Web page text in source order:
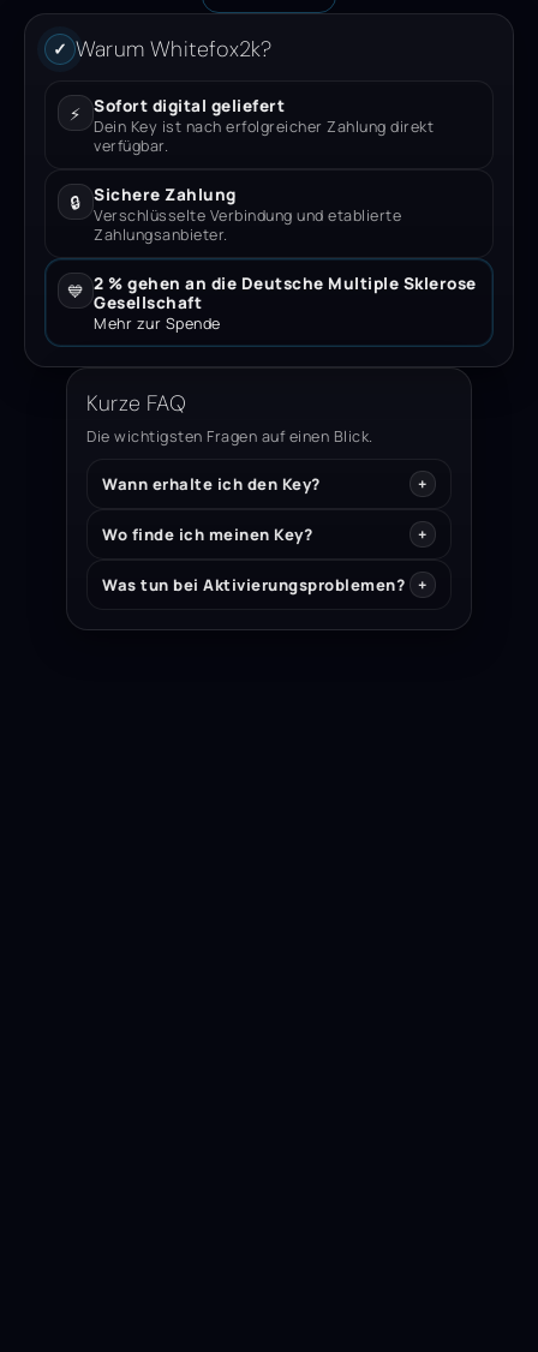
✓ Warum Whitefox2k?
⚡ Sofort digital geliefert
Dein Key ist nach erfolgreicher Zahlung direkt
verfügbar.
🔒 Sichere Zahlung
Verschlüsselte Verbindung und etablierte
Zahlungsanbieter.
💙 2 % gehen an die Deutsche Multiple Sklerose
Gesellschaft
Mehr zur Spende
Kurze FAQ
Die wichtigsten Fragen auf einen Blick.
Wann erhalte ich den Key?
Wo finde ich meinen Key?
Was tun bei Aktivierungsproblemen?